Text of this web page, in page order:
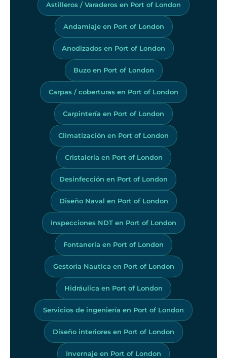
Astilleros / Varaderos en Port of London
Andamiaje en Port of London
Anodizados en Port of London
Buzo en Port of London
Carpas / coberturas en Port of London
Carpintería en Port of London
Climatización en Port of London
Cristalería en Port of London
Desinfección en Port of London
Diseño Naval en Port of London
Inspecciones NDT en Port of London
Fontanería en Port of London
Gestoria Nautica en Port of London
Hidráulica en Port of London
Servicios de ingeniería en Port of London
Diseño interiores en Port of London
Invernaje en Port of London